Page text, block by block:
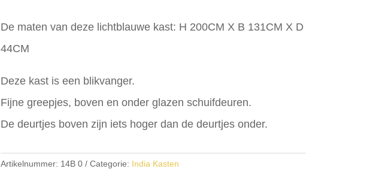
De maten van deze lichtblauwe kast: H 200CM X B 131CM X D
44CM
Deze kast is een blikvanger.
Fijne greepjes, boven en onder glazen schuifdeuren.
De deurtjes boven zijn iets hoger dan de deurtjes onder.
Artikelnummer: 14B 0 Categorie: India Kasten